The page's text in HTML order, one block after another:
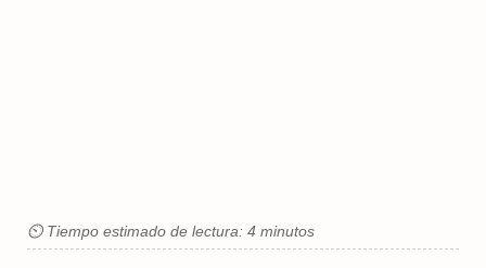
⏲ Tiempo estimado de lectura: 4 minutos